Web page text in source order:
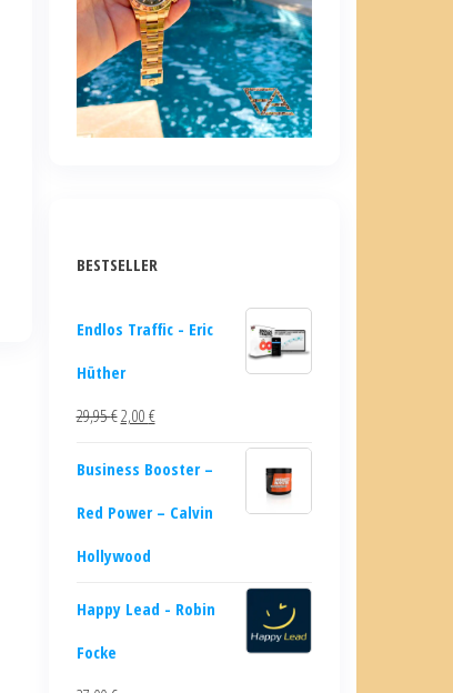
BESTSELLER
Endlos Traffic - Eric
Hüther
29,95€2,00 €
Business Booster –
Red Power – Calvin
Hollywood
Happy Lead - Robin
Focke